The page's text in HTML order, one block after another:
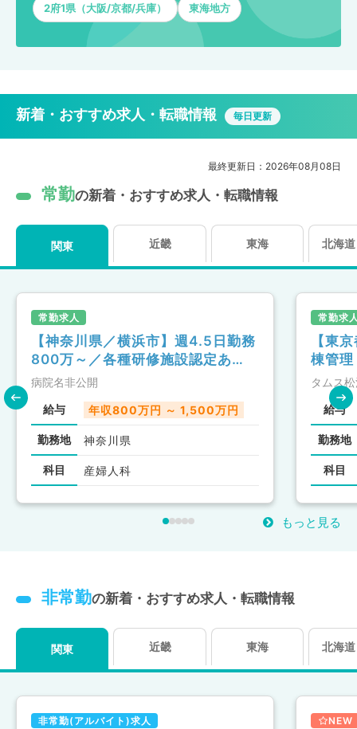
2府1県（大阪/京都/兵庫） 東海地方
新着・おすすめ求人・転職情報 毎日更新
最終更新日：2026年08月08日
常勤の新着・おすすめ求人・転職情報
関東 近畿 東海 北海
常勤求人
【神奈川県／横浜市】週4.5日勤務
800万～／各種研修施設認定あ
り！症例豊富でアクセス抜群の急
（産婦人科／常勤）
病院名非公開
給与
年収800万円 ～ 1,500万円
勤務地 神奈川県
科目 産婦人科
常勤求
【東
棟管
5日年
◎（
タムス
給与
勤務地
科目
もっと見る
非常勤の新着・おすすめ求人・転職情報
関東 近畿 東海 北海
非常勤(アルバイト)求人 NEW